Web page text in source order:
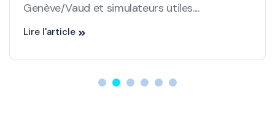
nouvelles règles ...
Lire l'article